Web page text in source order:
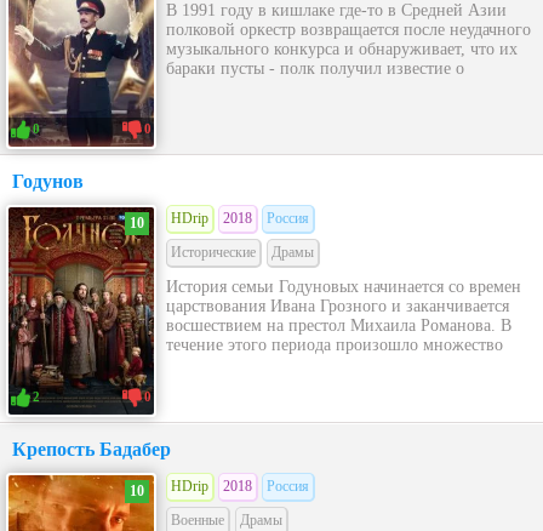
0 0
В 1991 году в кишлаке где-то в Средней Азии
полковой оркестр возвращается после неудачного
музыкального конкурса и обнаруживает, что их
бараки пусты - полк получил известие о
Годунов
10
2 0
HDrip 2018
Россия
Исторические
Драмы
История семьи Годуновых начинается со времен
царствования Ивана Грозного и заканчивается
восшествием на престол Михаила Романова. В
течение этого периода произошло множество
Крепость Бадабер
10 HDrip 2018
Россия
Военные
Драмы